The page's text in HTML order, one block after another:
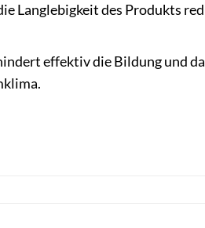
Langlebigkeit des Produkts
effektiv die Bildung und